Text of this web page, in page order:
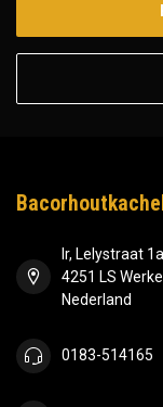
Ir, Lelystraat 1a
4251 LS
Nederland
0183-514165